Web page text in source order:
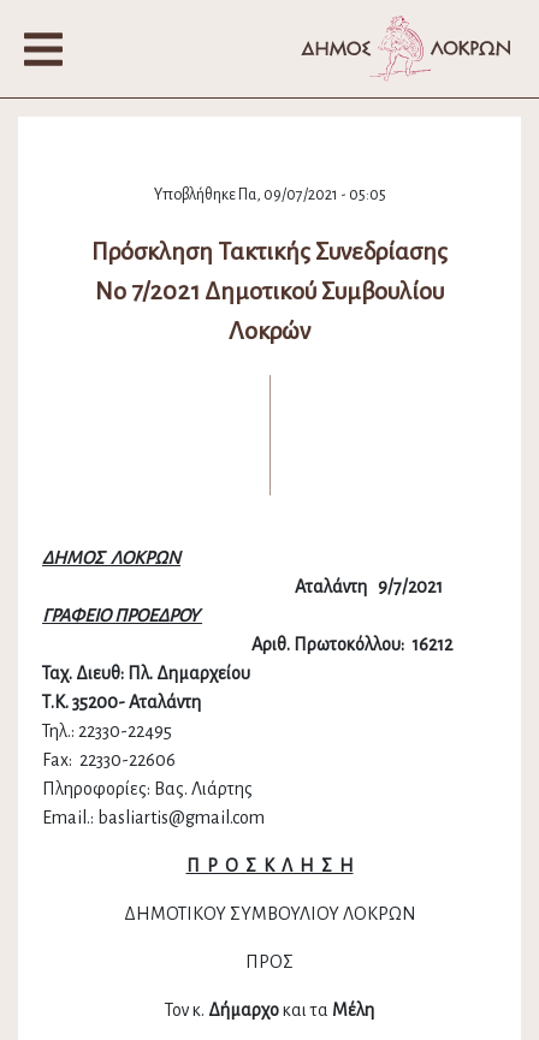
Υποβλήθηκε Πα, 09/07/2021 - 05:05
Πρόσκληση Τακτικής Συνεδρίασης
Νο 7/2021 Δημοτικού Συμβουλίου
Λοκρών
ΔΗΜΟΣ ΛΟΚΡΩΝ
Αταλάντη 9/7/2021
ΓΡΑΦΕΙΟ ΠΡΟΕΔΡΟΥ
Αριθ. Πρωτοκόλλου: 16212
Ταχ. Διευθ: Πλ. Δημαρχείου
Τ.Κ. 35200- Αταλάντη
Τηλ.: 22330-22495
Fax: 22330-22606
Πληροφορίες: Βας. Λιάρτης
Email.: basliartis@gmail.com
Π Ρ Ο Σ Κ Λ Η Σ Η
ΔΗΜΟΤΙΚΟΥ ΣΥΜΒΟΥΛΙΟΥ ΛΟΚΡΩΝ
ΠΡΟΣ
Τον κ. Δήμαρχοκαι τα Μέλη